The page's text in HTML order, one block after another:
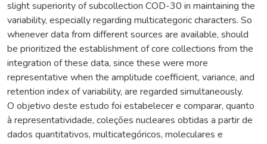
slight superiority of subcollection COD-30 in maintaining the
variability, especially regarding multicategoric characters. So
whenever data from different sources are available, should
be prioritized the establishment of core collections from the
integration of these data, since these were more
representative when the amplitude coefficient, variance, and
retention index of variability, are regarded simultaneously.
O objetivo deste estudo foi estabelecer e comparar, quanto
à representatividade, coleções nucleares obtidas a partir de
dados quantitativos, multicategóricos, moleculares e